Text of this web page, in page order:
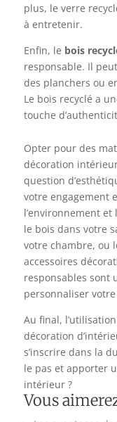
plus, le verre
à entretenir.
Enfin, le bois
responsable. Il
des planchers ou
Le bois recyclé a
touche
Opter pour des
décoration
question
votre engagement
l’environnement
le bois dans votre
votre chambre, ou
accessoires
responsables sont
personnaliser votre
Au final,
décoration
s’inscrire dans la
le pas et apporter
intérieur ?
Vous